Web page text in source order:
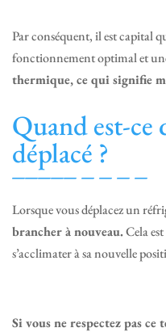
Par conséquent, il est capital
fonctionnement optimal et
thermique, ce qui signifie
Quand est-ce
déplacé ?
Lorsque vous déplacez un
brancher à nouveau.Cela
s’acclimater à sa nouvelle
Si vous ne respectez pas